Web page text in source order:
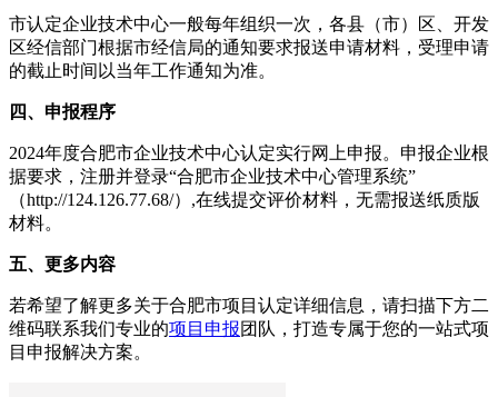
市认定企业技术中心一般每年组织一次，各县（市）区、开发
区经信部门根据市经信局的通知要求报送申请材料，受理申请
的截止时间以当年工作通知为准。
四、申报程序
2024年度合肥市企业技术中心认定实行网上申报。申报企业根
据要求，注册并登录“合肥市企业技术中心管理系统”
（http://124.126.77.68/）,在线提交评价材料，无需报送纸质版
材料。
五、更多内容
若希望了解更多关于合肥市项目认定详细信息，请扫描下方二
维码联系我们专业的项目申报团队，打造专属于您的一站式项
目申报解决方案。